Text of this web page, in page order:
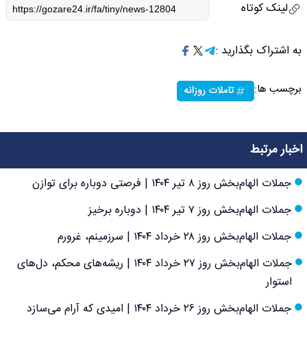
لینک کوتاه
به اشتراک بگذارید :
برچسب ها: تاملات روزانه
اخبار مرتبط
جملات الهام‌بخش روز ۸ تیر ۱۴۰۴ | فرصتی دوباره برای توازن
جملات الهام‌بخش روز ۷ تیر ۱۴۰۴ | دوباره برخیز
جملات الهام‌بخش روز ۲۸ خرداد ۱۴۰۴ | سرزمینم، غرورم
جملات الهام‌بخش روز ۲۷ خرداد ۱۴۰۴ | ریشه‌های محکم، دل‌های
استوار
جملات الهام‌بخش روز ۲۶ خرداد ۱۴۰۴ | امیدی که آرام می‌سازد